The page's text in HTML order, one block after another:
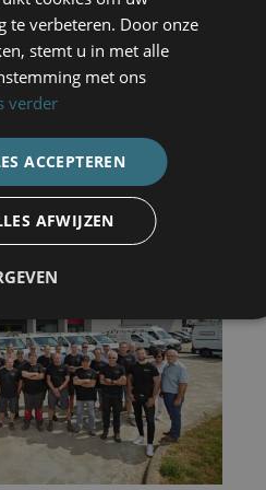
te verbeteren. Door onze
stemt u in met alle
met ons
verder
ACCEPTEREN
AFWIJZEN